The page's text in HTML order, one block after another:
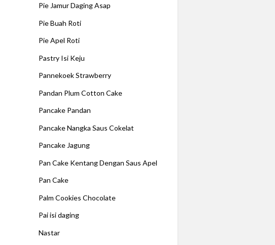
Pie Jamur Daging Asap
Pie Buah Roti
Pie Apel Roti
Pastry Isi Keju
Pannekoek Strawberry
Pandan Plum Cotton Cake
Pancake Pandan
Pancake Nangka Saus Cokelat
Pancake Jagung
Pan Cake Kentang Dengan Saus Apel
Pan Cake
Palm Cookies Chocolate
Pai isi daging
Nastar